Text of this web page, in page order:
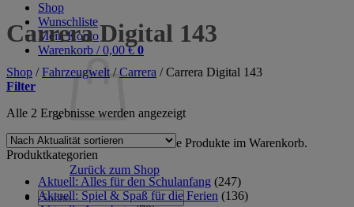
Shop
Wunschliste
Mein Konto
Warenkorb /0,00€ 0
Es befinden sich keine Produkte im Warenkorb.
Zurück zum Shop
Suche
Carrera Digital 143
Shop / Fahrzeugwelt / Carrera /Carrera Digital 143
Filter
Alle 2 Ergebnisse werden angezeigtNach
sortiert
Produktkategorien
Aktuell: Alles für den Schulanfang (247)
Aktuell: Spiel & Spaß für die Ferien (136)